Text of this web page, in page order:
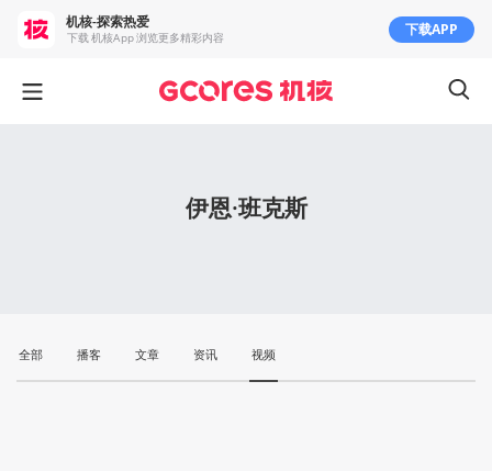
伊恩·班克斯
全部 播客 文章 资讯 视频
机核-探索热爱
下载 机核App 浏览更多精彩内容 下载APP